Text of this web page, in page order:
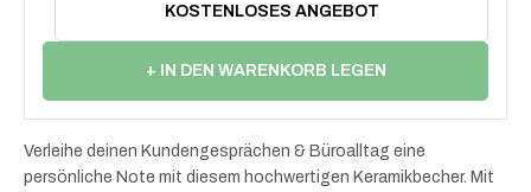
KOSTENLOSES ANGEBOT
+ IN DEN WARENKORB LEGEN
Verleihe deinen Kundengesprächen & Büroalltag eine
persönliche Note mit diesem hochwertigen Keramikbecher. Mit